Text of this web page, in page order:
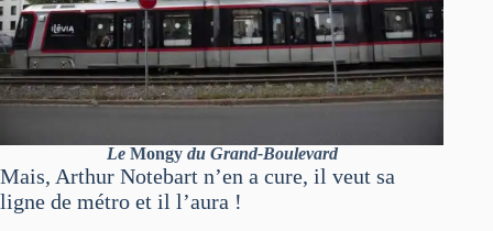
LeMongydu Grand-Boulevard
Mais, Arthur Notebart n’en a cure, il veut sa
ligne de métro et il l’aura !